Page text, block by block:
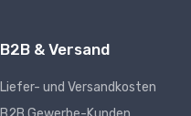
B2B & Versand
Liefer- und Versandkosten